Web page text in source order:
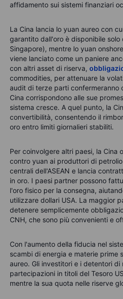
affidamento sui sistemi finanziari
La Cina lancia lo yuan aureo con
garantito dall'oro è disponibile solo
Singapore), mentre lo yuan
viene lanciato come un paniere
con altri asset di riserva,
commodities, per attenuare la
audit di terze parti confermeranno
Cina corrispondono alle sue
sistema cresce. A quel punto, la
convertibilità, consentendo il
oro entro limiti giornalieri stabiliti.
Per coinvolgere altri paesi, la Cina
contro yuan ai produttori di
centrali dell'ASEAN e lancia
in oro. I paesi partner possono
l'oro fisico per la consegna,
utilizzare dollari USA. La maggior
detenere semplicemente
CNH, che sono più convenienti e
Con l'aumento della fiducia nel
scambi di energia e materie prime
aureo. Gli investitori e i detentori di
partecipazioni in titoli del Tesoro
mentre la sua quota nelle riserve